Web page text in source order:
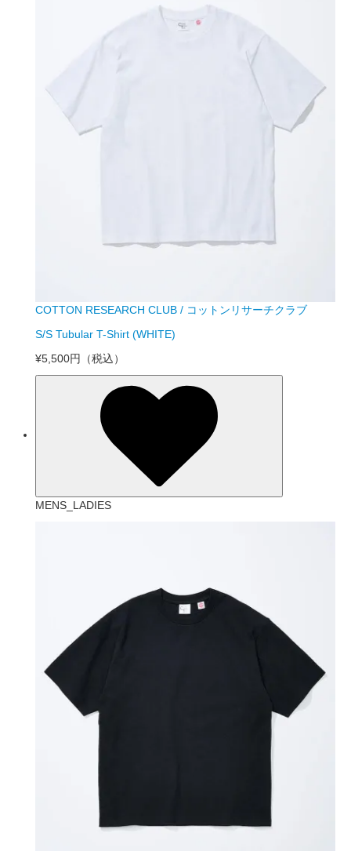
COTTON RESEARCH CLUB / コットンリサーチクラブ
S/S Tubular T-Shirt (WHITE)
¥5,500円
（税込）
MENS_LADIES